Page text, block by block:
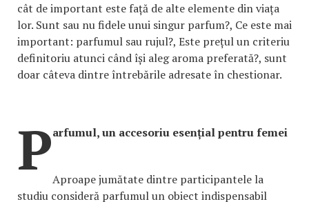
cât de important este față de alte elemente din viața
lor. Sunt sau nu fidele unui singur parfum?, Ce este mai
important: parfumul sau rujul?, Este prețul un criteriu
definitoriu atunci când își aleg aroma preferată?, sunt
doar câteva dintre întrebările adresate în chestionar.
Parfumul, un accesoriu esențial pentru femei
Aproape jumătate dintre participantele la
studiu consideră parfumul un obiect indispensabil